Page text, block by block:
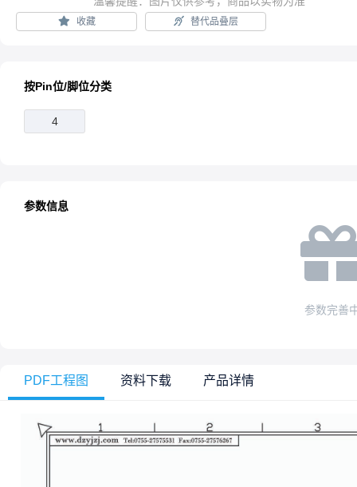
收藏 替代品叠层
按Pin位/脚位分类
4
参数信息
参数完善
PDF工程图 资料下载 产品详情